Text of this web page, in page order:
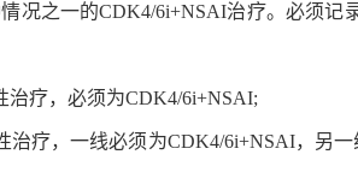
况之一的CDK4/6i+NSAI治疗。必须记
治疗，必须为CDK4/6i+NSAI;
治疗，一线必须为CDK4/6i+NSAI，另